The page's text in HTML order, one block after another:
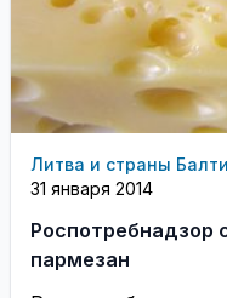
Литва и страны
31 января 2014
Роспотребнадзор
пармезан